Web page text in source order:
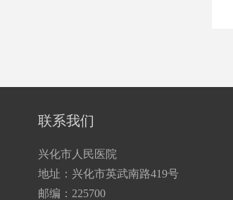
联系我们
兴化市人民医院
地址：兴化市英武南路419号
邮编：225700